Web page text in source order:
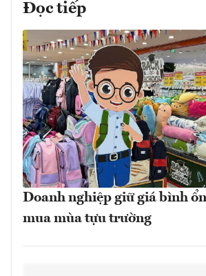
Đọc tiếp
Doanh nghiệp giữ giá bình
mua mùa tựu trường